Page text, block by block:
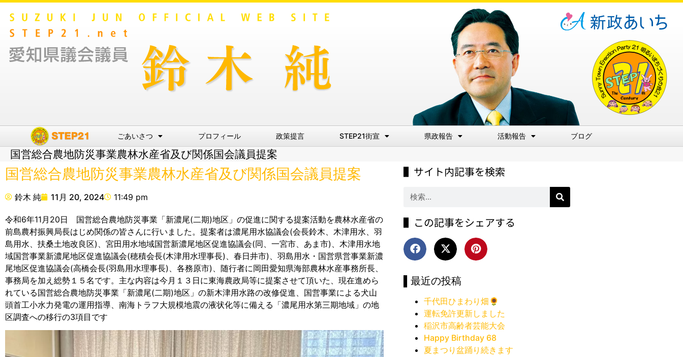
ごあいさつ プロフィール 政策提言 STEP21街宣 県政報告 活動報告 ブログ
国営総合農地防災事業農林水産省及び関係国会議員提案
国営総合農地防災事業農林水産省及び関係国会議員提案
鈴木 純 11月 20, 2024 11:49 pm
令和6年11月20日 国営総合農地防災事業「新濃尾(二期)地区」の促進に関する提案活動を農林水産省の
前島農村振興局長はじめ関係の皆さんに行いました。提案者は濃尾用水協議会(会長鈴木、木津用水、羽
島用水、扶桑土地改良区)、宮田用水地域国営新濃尾地区促進協議会(同、一宮市、あま市)、木津用水地
域国営事業新濃尾地区促進協議会(穂積会長(木津用水理事長)、春日井市)、羽島用水・国営県営事業新濃
尾地区促進協議会(高橋会長(羽島用水理事長)、各務原市)、随行者に岡田愛知県海部農林水産事務所長、
事務局を加え総勢１５名です。主な内容は今月１３日に東海農政局等に提案させて頂いた、現在進めら
れている国営総合農地防災事業「新濃尾(二期)地区」の新木津用水路の改修促進、国営事業による犬山
頭首工小水力発電の運用指導、南海トラフ大規模地震の液状化等に備える「濃尾用水第三期地域」の地
区調査への移行の3項目です
▌サイト内記事を検索
▌この記事をシェアする
▌最近の投稿
千代田ひまわり畑🌻
運転免許更新しました
稲沢市高齢者芸能大会
Happy Birthday 68
夏まつり盆踊り続きます